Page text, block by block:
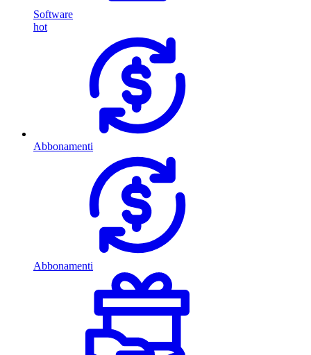
Software
hot
Abbonamenti
Abbonamenti